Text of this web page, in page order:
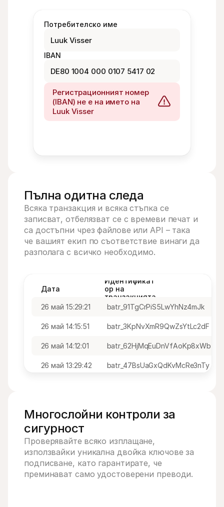
Потребителско име
Luuk Visser
IBAN
DE80 1004 000 0107 5417 02
Регистрационният номер
(IBAN) не е на името на
Luuk Visser
Пълна одитна следа
Всяка транзакция и всяка стъпка се
записват, отбелязват се с времеви печат и
са достъпни чрез файлове или API – така
че вашият екип по съответствие винаги да
разполага с всичко необходимо.
Дата
Идентификат
ор на
транзакцията
26 май 15:29:21
batr_91TgCrPiS5LwYhNz4mJk
26 май 14:15:51 batr_3KpNvXmR9QwZsYtLc2dF
26 май 14:12:01 batr_62HjMqEuDnVfAoKp8xWb
26 май 13:29:42 batr_47BsUaGxQdKvMcRe3nTy
Многослойни контроли за
сигурност
Проверявайте всяко изплащане,
използвайки уникална двойка ключове за
подписване, като гарантирате, че
преминават само удостоверени преводи.